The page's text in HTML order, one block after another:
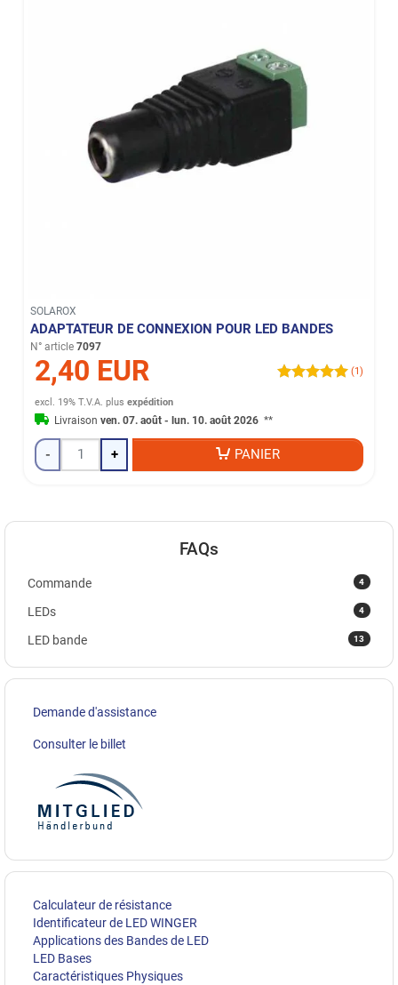
SOLAROX
ADAPTATEUR DE CONNEXION POUR LED BANDES
N° article 7097
2,40 EUR (1)
excl. 19% T.V.A. plusexpédition
Livraisonven. 07. août - lun. 10. août 2026 **
- + PANIER
FAQs
4
Commande
4
LEDs
13
LED bande
Demande d'assistance
Consulter le billet
Calculateur de résistance
Identificateur de LED WINGER
Applications des Bandes de LED
LED Bases
Caractéristiques Physiques